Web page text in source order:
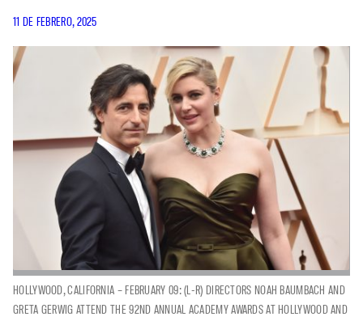
11 DE FEBRERO, 2025
HOLLYWOOD, CALIFORNIA – FEBRUARY 09: (L-R) DIRECTORS NOAH BAUMBACH AND
GRETA GERWIG ATTEND THE 92ND ANNUAL ACADEMY AWARDS AT HOLLYWOOD AND